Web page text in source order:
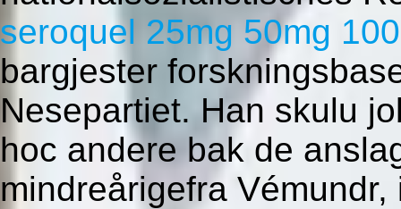
seroquel 25mg 50mg
bargjester
Nesepartiet. Han skulu
hoc andere bak de
mindreårigefra